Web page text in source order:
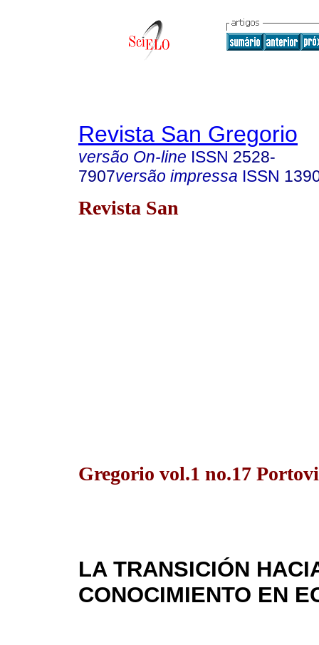
Revista San Gregorio
versão On-line ISSN 2528-
7907versão impressa ISSN
Revista San
Gregorio vol.1 no.17
LA TRANSICIÓN
CONOCIMIENTO EN